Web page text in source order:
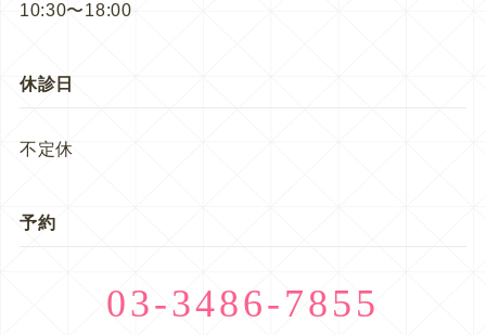
10:30〜18:00
休診日
不定休
予約
03-3486-7855